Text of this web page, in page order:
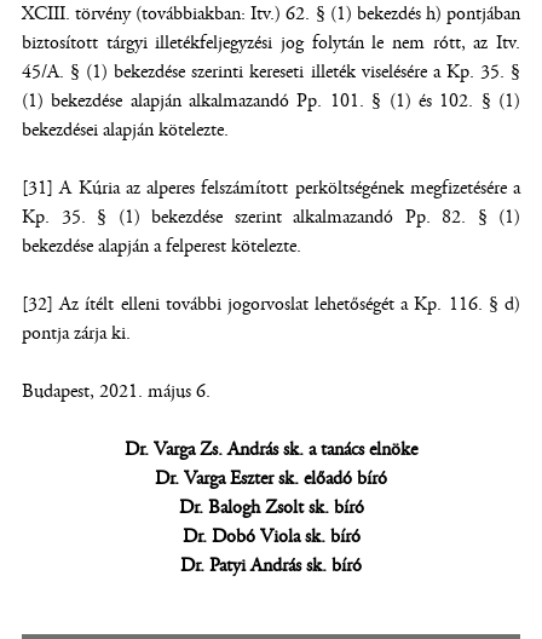
XCIII. törvény (továbbiakban: Itv.) 62. § (1) bekezdés h) pontjában
biztosított tárgyi illetékfeljegyzési jog folytán le nem rótt, az Itv.
45/A. § (1) bekezdése szerinti kereseti illeték viselésére a Kp. 35. §
(1) bekezdése alapján alkalmazandó Pp. 101. § (1) és 102. § (1)
bekezdései alapján kötelezte.
[31] A Kúria az alperes felszámított perköltségének megfizetésére a
Kp. 35. § (1) bekezdése szerint alkalmazandó Pp. 82. § (1)
bekezdése alapján a felperest kötelezte.
[32] Az ítélt elleni további jogorvoslat lehetőségét a Kp. 116. § d)
pontja zárja ki.
Budapest, 2021. május 6.
Dr. Varga Zs. András sk. a tanács elnöke
Dr. Varga Eszter sk. előadó bíró
Dr. Balogh Zsolt sk. bíró
Dr. Dobó Viola sk. bíró
Dr. Patyi András sk. bíró